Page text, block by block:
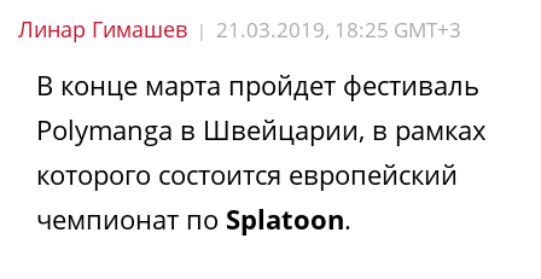
Линар Гимашев | 21.03.2019, 18:25 GMT+3
В конце марта пройдет фестиваль
Polymanga в Швейцарии, в рамках
которого состоится европейский
чемпионат по Splatoon.